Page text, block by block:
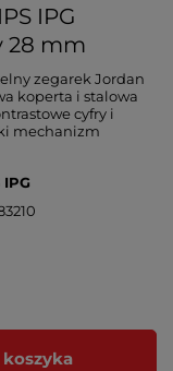
IPG
28 mm
zegarek Jordan
koperta i stalowa
cyfry i
mechanizm
IPG